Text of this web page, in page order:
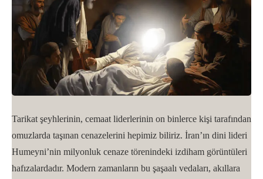
Tarikat şeyhlerinin, cemaat liderlerinin on binlerce kişi tarafından
omuzlarda taşınan cenazelerini hepimiz biliriz. İran’ın dini lideri
Humeyni’nin milyonluk cenaze törenindeki izdiham görüntüleri
hafızalardadır. Modern zamanların bu şaşaalı vedaları, akıllara